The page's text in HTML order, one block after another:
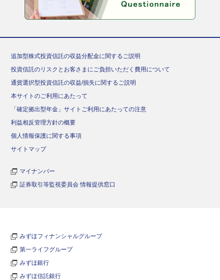
追加型株式投資信託の収益分配金に関するご説明
投資信託のリスクとお客さまにご負担いただく費用について
通貨選択型投資信託の収益/損失に関するご説明
本サイトのご利用にあたって
「確定拠出型年金」サイトご利用にあたっての注意
利益相反管理方針の概要
個人情報保護に関する事項
サイトマップ
マイナンバー
証券取引等監視委員会 情報提供窓口
みずほフィナンシャルグループ
第一ライフグループ
みずほ銀行
みずほ信託銀行